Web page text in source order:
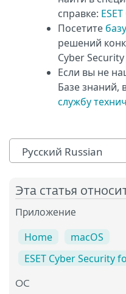
справке:
Посетите
решений
Cyber Security
Если вы не
Базе знаний,
службу
Русский Russian
Эта статья
Приложение
Home
macOS
ESET Cyber Security
OC